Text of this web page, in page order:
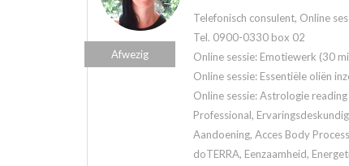
Telefonisch consulent, Online
Tel. 0900-0330 box 02
Online sessie: Emotiewerk (30
Online sessie: Essentiële oliën
Online sessie: Astrologie
Professional,
Aandoening, Acces Body
doTERRA, Eenzaamheid,
Afwezig